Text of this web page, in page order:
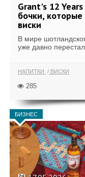
Grant's 12
бочки,
виски
В мире
уже давно
НАПИТКИ ВИСКИ
285
БИЗНЕС